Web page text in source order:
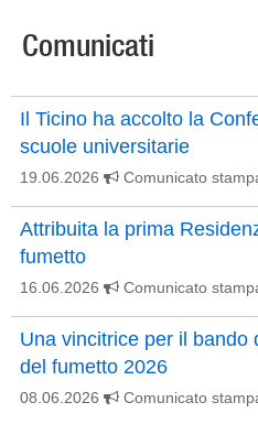
Comunicati
Il Ticino ha accolto la
scuole universitarie
19.06.2026 Comunicato
Attribuita la prima
fumetto
16.06.2026 Comunicato
Una vincitrice per il bando
del fumetto 2026
08.06.2026 Comunicato